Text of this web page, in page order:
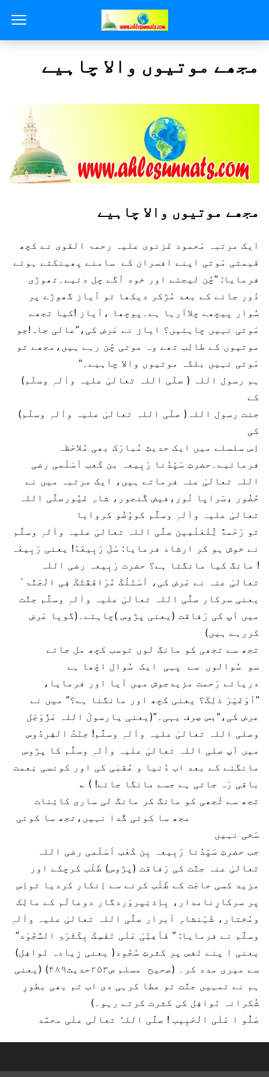
مجھے موتیوں والا چاہیے
مجھے موتیوں والا چاہیے
ایک مرتبہ مَحمود غَزنوی علیہ رحمۃ القوی نے کچھ
قیمتی مَوتی اپنے افسران کے سامنے پھینکتے ہوئے
فرمایا: ”چُن لیجئے اور خود آگے چل دئیے۔تھوڑی
دُور جانے کے بعد مُڑکر دیکھا تو اَیاز گھوڑے پر
سُوار پیچھے چلاآرہا ہے۔پوچھا ،اَیاز !کیا تجھے
مَوتی نہیں چاہئیں؟ ایاز نے عَرض کی،”عالی جاہ!جو
موتیوں کے طالِب تھے وہ موتی چُن رہے ہیں،مجھے تو
مَوتی نہیں بلکہ موتیوں والا چاہیے۔”
ہم رسول اللہ ( صلّی اللہ تعالیٰ علیہ واٰلہٖ وسلّم)
کے
جنت رسول اللہ( صلّی اللہ تعالیٰ علیہ واٰلہٖ وسلّم)
کی
اِس سلسلے میں ایک حدیثِ مُبارَک بھی مُلاحَظہ
فرمائیے۔حضرتِ سَیِّدُنا رَبِیعہ بن کَعب اَسْلَمی رضی
اللہ تعالیٰ عنہ فرماتے ہیں، ایک مرتبہ میں نے
حُضُور ،سَراپا نُور،فیض گَنجور، شاہِ غَیُورصلَّی اللہ
تعالیٰ علیہ واٰلہٖ وسلَّم کووُضُو کروایا
تو رَحْمۃٌ لِّلْعٰلَمِین صلَّی اللہ تعالیٰ علیہ واٰلہٖ وسلَّم
نے خوش ہو کر ارشاد فرمایا: سَلْ رَبِیعَۃُ! یعنی رَبِیعَہ
! مانگ کیا مانگتا ہے؟ حضرت رَبِیعہ رضی اللہ
تعالیٰ عنہ نے عَرض کی، اَسْئَلُکَ مُرَافَقَتَکَ فِی الْجَنَّۃ ٗ
یعنی سرکار صلَّی اللہ تعالیٰ علیہ واٰلہٖ وسلَّم جنَّت
میں آپ کی رَفاقت (یعنی پڑوس )چاہئے۔(گویا عَرض
کررہے ہیں)
تجھ سے تجھی کو مانگ لوں توسب کچھ مل جائے
سو سُوالوں سے یِہی ایک سُوال اچّھا ہے
دریائے رَحمت مزیدجوش میں آیا اور فرمایا،
”اَوَغَیْرَ ذلِکَ؟ یعنی کچھ اور مانگنا ہے؟” میں نے
عرض کی،”بس صِرف یہی۔”(یعنی یارسولَ اللہ عَزَّوَجَل
وصلی اللہ تعالیٰ علیہ واٰلہٖ وسلَّم! جنّتُ الفِردُوس
میں آپ صلی اللہ تعالیٰ علیہ واٰلہٖ وسلَّم کا پڑوس
مانگنے کے بعد اب دُنیا و عُقبٰی کی اور کونسی نِعمت
باقی رَہ جاتی ہے جسے مانگا جائے! ) ؎
تجھ سے تُجھی کو مانگ کر مانگ لی ساری کائِنات
مجھ سا کوئی گَدا نہیں،تجھ سا کوئی
سَخی نہیں
جب حضرتِ سَیِّدُنا رَبِیعہ بِن کَعْب اَسْلَمی رضی اللہ
تعالیٰ عنہ جنَّت کی رَفاقت (پڑوس) طَلَب کرچکے اور
مزید کسی حاجَت کے طَلَب کرنے سے اِنکار کردیا تواِس
پر سرکارِنامدار، بِاِذنِپروَردگار دوعالَم کے مالِک
ومُختار، شَہَنشاہِ اَبرار صلَّی اللہ تعالیٰ علیہ واٰلہٖ
وسلَّم نے فرمایا: ” فَاَعِنِّیْ عَلٰی نَفْسِکَ بِکَثْرَۃِ السُّجُوْد”
یعنی ا پنے نَفس پر کثرتِ سُجُود( یعنی زِیادہ نَوافِل)
سے میری مدد کر۔ (صحیح مسلم ص۲۵۳حدیث۴۸۹) (یعنی
ہم نے تمہیں جنَّت تو عطا کرہی دی اب تم بھی بطورِ
شُکرانہ نَوافِل کی کثرت کرتے رہو۔)
صَلُّو ا عَلَی الْحَبِیب ! صلَّی اللہُ تعالٰی علٰی محمَّد